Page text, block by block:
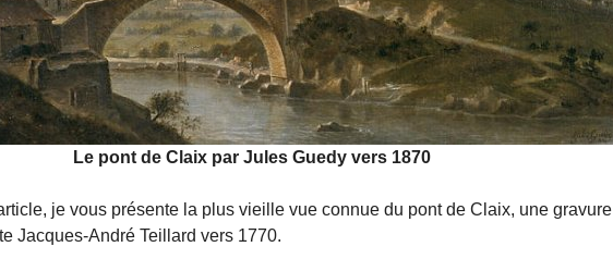
Le pont de Claix par Jules Guedy vers 1870
je vous présente la plus vieille vue connue du pont de Claix, une gravure
Jacques-André Teillard vers 1770.